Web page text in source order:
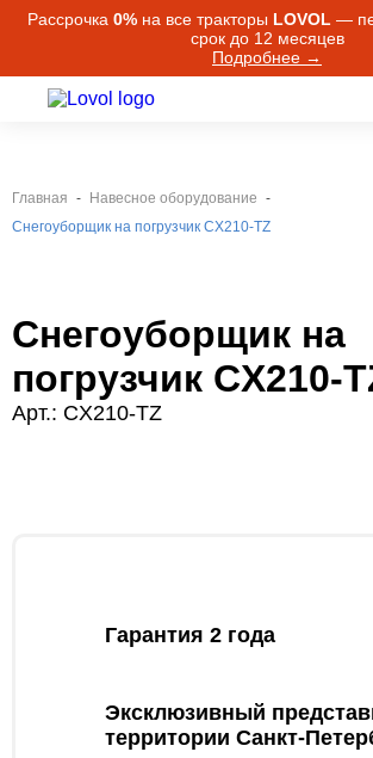
Рассрочка 0% на все тракторы LOVOL —
срок до 12 месяцев
Подробнее →
Главная
Навесное оборудование
Снегоуборщик на погрузчик CX210-TZ
Снегоуборщик на
погрузчик CX210-
Арт.: CX210-TZ
Гарантия 2 года
Эксклюзивный
территории Санкт-